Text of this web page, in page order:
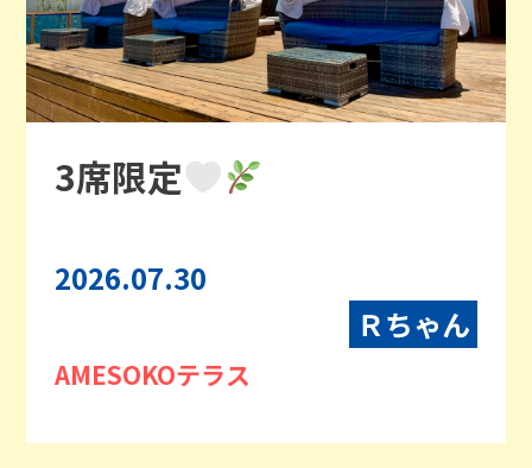
3席限定
2026.07.30
Ｒちゃん
AMESOKOテラス